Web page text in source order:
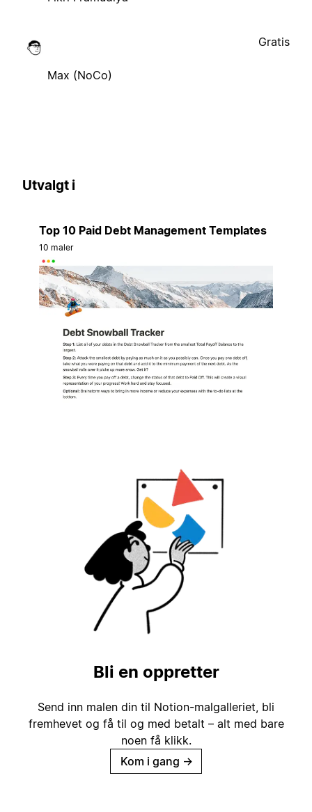
Max (NoCo)
Gratis
Utvalgt i
Top 10 Paid Debt Management Templates
10 maler
Bli en oppretter
Send inn malen din til Notion-malgalleriet, bli
fremhevet og få til og med betalt – alt med bare
noen få klikk.
Kom i gang →